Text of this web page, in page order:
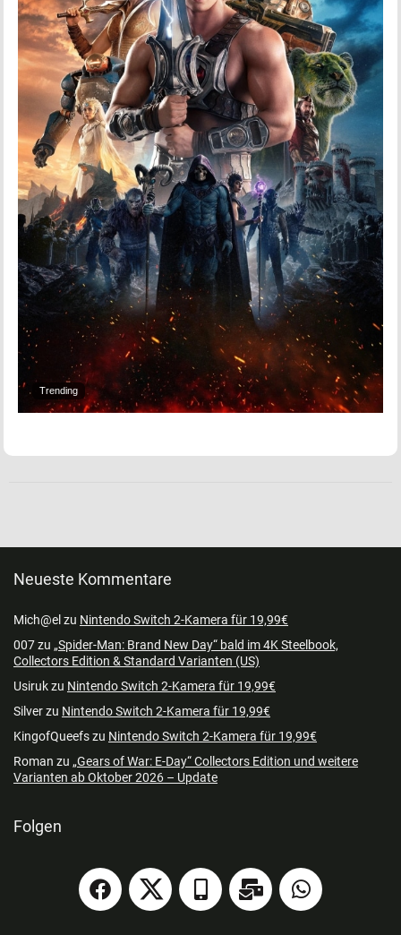
Trending
Neueste Kommentare
Mich@elzu Nintendo Switch 2-Kamera für 19,99€
007zu „Spider-Man: Brand New Day“ bald im 4K Steelbook,
Collectors Edition & Standard Varianten (US)
Usirukzu Nintendo Switch 2-Kamera für 19,99€
Silverzu Nintendo Switch 2-Kamera für 19,99€
KingofQueefszu Nintendo Switch 2-Kamera für 19,99€
Roman zu „Gears of War: E-Day“ Collectors Edition und weitere
Varianten ab Oktober 2026 – Update
Folgen